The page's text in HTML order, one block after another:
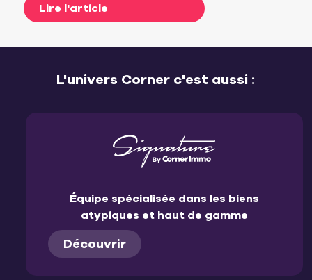
Lire l'article
L'univers Corner c'est aussi :
Équipe spécialisée dans les biens
atypiques et haut de gamme
Découvrir